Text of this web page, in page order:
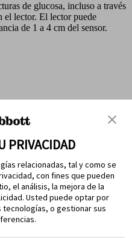
de glucosa, incluso a través
el lector. El lector puede
de 1 a 4 cm del sensor.
PRIVACIDAD
relacionadas, tal y como se
con fines que pueden
el análisis, la mejora de la
Usted puede optar por
o gestionar sus